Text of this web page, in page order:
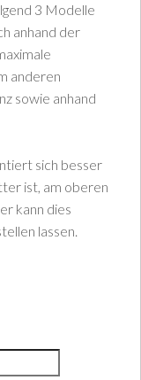
3 Modelle
anhand der
anderen
sowie anhand
sich besser
ist, am oberen
kann dies
lassen.